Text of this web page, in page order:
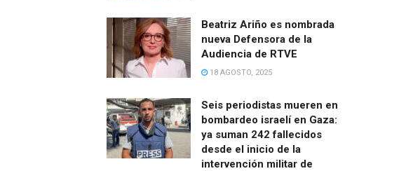
Beatriz Ariño es nombrada
nueva Defensora de la
Audiencia de RTVE
18 AGOSTO, 2025
Seis periodistas mueren en
bombardeo israelí en Gaza:
ya suman 242 fallecidos
desde el inicio de la
intervención militar de